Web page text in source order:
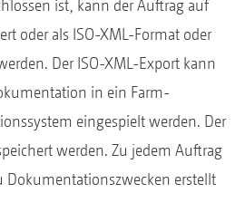
ist, kann der Auftrag auf
oder als ISO-XML-Format oder
Der ISO-XML-Export kann
in ein Farm-
eingespielt werden. Der
werden. Zu jedem Auftrag
Dokumentationszwecken erstellt